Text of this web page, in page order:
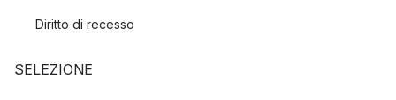
Diritto di recesso
SELEZIONE